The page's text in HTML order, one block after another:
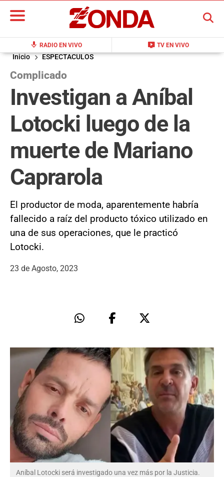
mic RADIO EN VIVO live_tv TV EN VIVO
BUSCAR
Inicio ESPECTACULOS
Complicado
Investigan a Aníbal
Lotocki luego de la
muerte de Mariano
Caprarola
El productor de moda, aparentemente habría
fallecido a raíz del producto tóxico utilizado en
una de sus operaciones, que le practicó
Lotocki.
23 de Agosto, 2023
Aníbal Lotocki será investigado una vez más por la Justicia.